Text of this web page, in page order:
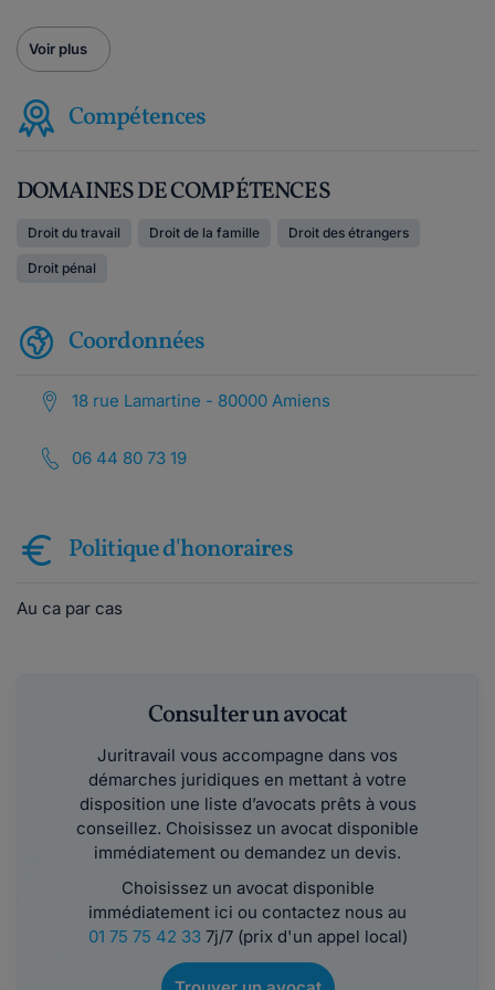
Voir plus
Compétences
DOMAINES DE COMPÉTENCES
Droit du travail Droit de la famille Droit des étrangers
Droit pénal
Coordonnées
18 rue Lamartine - 80000 Amiens
06 44 80 73 19
Politique d'honoraires
Au ca par cas
Consulter un avocat
Juritravail vous accompagne dans vos
démarches juridiques en mettant à votre
disposition une liste d’avocats prêts à vous
conseillez. Choisissez un avocat disponible
immédiatement ou demandez un devis.
Choisissez un avocat disponible
immédiatement ici ou contactez nous au
01 75 75 42 337j/7 (prix d'un appel local)